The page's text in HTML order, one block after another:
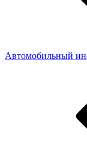
Автомобильный